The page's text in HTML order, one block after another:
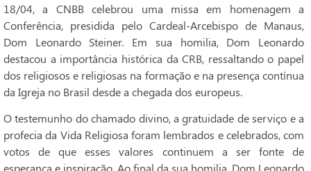
18/04, a CNBB celebrou uma missa em homenagem a
Conferência, presidida pelo Cardeal-Arcebispo de Manaus,
Dom Leonardo Steiner. Em sua homilia, Dom Leonardo
destacou a importância histórica da CRB, ressaltando o papel
dos religiosos e religiosas na formação e na presença contínua
da Igreja no Brasil desde a chegada dos europeus.
O testemunho do chamado divino, a gratuidade de serviço e a
profecia da Vida Religiosa foram lembrados e celebrados, com
votos de que esses valores continuem a ser fonte de
esperança e inspiração. Ao final da sua homilia, Dom Leonardo